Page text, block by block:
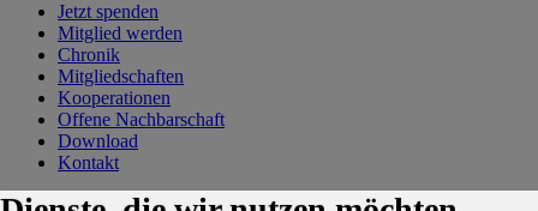
Jetzt spenden
Mitglied werden
Chronik
Mitgliedschaften
Kooperationen
Offene Nachbarschaft
Download
Kontakt
KontaktKarriereImpressumDatenschutzerklärungCookie-